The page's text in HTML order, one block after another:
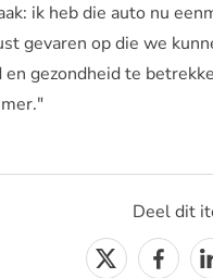
ik heb die auto nu
gevaren op die we
en gezondheid te
Deel dit
Twitter